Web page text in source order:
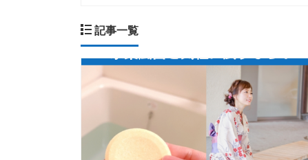
記事一覧